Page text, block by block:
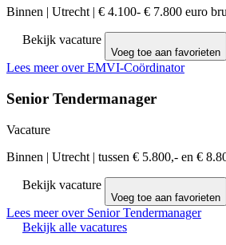
Binnen | Utrecht | € 4.100- € 7.800 euro
Bekijk vacature
Voeg toe aan favorieten
Lees meer over EMVI-Coördinator
Senior Tendermanager
Vacature
Binnen | Utrecht | tussen € 5.800,- en €
Bekijk vacature
Voeg toe aan favorieten
Lees meer over Senior Tendermanager
Bekijk alle vacatures